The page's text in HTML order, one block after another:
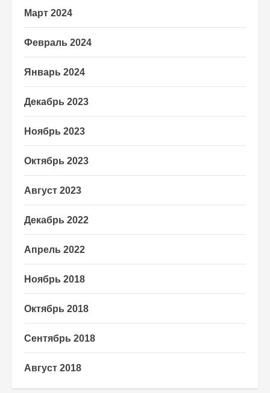
Март 2024
Февраль 2024
Январь 2024
Декабрь 2023
Ноябрь 2023
Октябрь 2023
Август 2023
Декабрь 2022
Апрель 2022
Ноябрь 2018
Октябрь 2018
Сентябрь 2018
Август 2018